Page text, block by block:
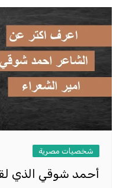
شخصيات مصرية
أحمد شوقي الذي